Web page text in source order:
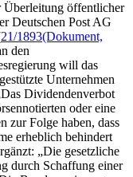
Überleitung öffentlicher
Deutschen Post AG
21/1893(Dokument,
den
will das
Unternehmen
Dividendenverbot
oder eine
zur Folge haben, dass
erheblich behindert
„Die gesetzliche
durch Schaffung einer